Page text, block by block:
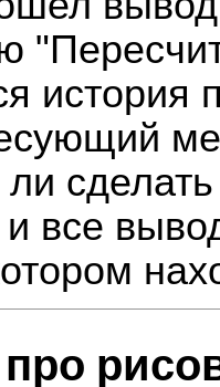
сделать
все